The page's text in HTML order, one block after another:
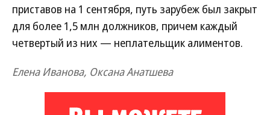
приставов на 1 сентября, путь зарубеж был закрыт
для более 1,5 млн должников, причем каждый
четвертый из них — неплательщик алиментов.
Елена Иванова, Оксана Анатшева